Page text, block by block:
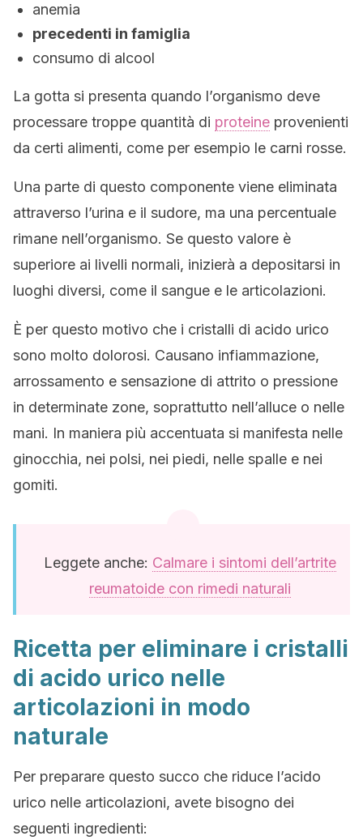
anemia
precedenti in famiglia
consumo di alcool
La gotta si presenta quando l’organismo deve
processare troppe quantità di proteine provenienti
da certi alimenti, come per esempio le carni rosse.
Una parte di questo componente viene eliminata
attraverso l’urina e il sudore, ma una percentuale
rimane nell’organismo. Se questo valore è
superiore ai livelli normali, inizierà a depositarsi in
luoghi diversi, come il sangue e le articolazioni.
È per questo motivo che i cristalli di acido urico
sono molto dolorosi. Causano infiammazione,
arrossamento e sensazione di attrito o pressione
in determinate zone, soprattutto nell’alluce o nelle
mani. In maniera più accentuata si manifesta nelle
ginocchia, nei polsi, nei piedi, nelle spalle e nei
gomiti.
Leggete anche: Calmare i sintomi dell’artrite
reumatoide con rimedi naturali
Ricetta per eliminare i cristalli
di acido urico nelle
articolazioni in modo
naturale
Per preparare questo succo che riduce l’acido
urico nelle articolazioni, avete bisogno dei
seguenti ingredienti: